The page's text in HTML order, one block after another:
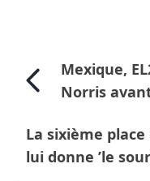
Mexique,
Norris
La sixième place
lui donne ’le